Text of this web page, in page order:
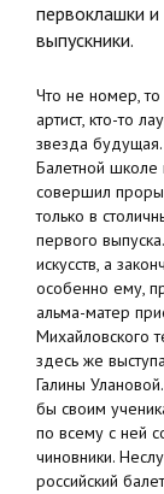
первоклашки
выпускники.
Что не номер,
артист, кто-то
звезда
Балетной школе
совершил
только в
первого
искусств, а
особенно ему,
альма-матер
Михайловского
здесь же
Галины
бы своим
по всему с ней
чиновники.
российский